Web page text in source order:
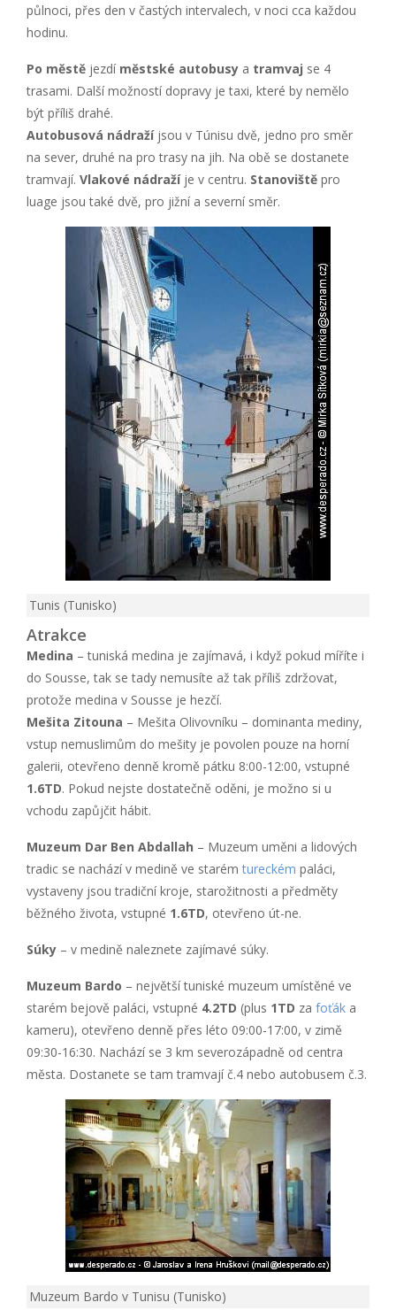
půlnoci, přes den v častých intervalech, v noci cca každou
hodinu.
Po městě jezdí městské autobusy a tramvaj se 4
trasami. Další možností dopravy je taxi, které by nemělo
být příliš drahé.
Autobusová nádražíjsou v Túnisu dvě, jedno pro směr
na sever, druhé na pro trasy na jih. Na obě se dostanete
tramvají. Vlakové nádražíje v centru. Stanoviště pro
luage jsou také dvě, pro jižní a severní směr.
Tunis (Tunisko)
Atrakce
Medina – tuniská medina je zajímavá, i když pokud míříte i
do Sousse, tak se tady nemusíte až tak příliš zdržovat,
protože medina v Sousse je hezčí.
Mešita Zitouna – Mešita Olivovníku – dominanta mediny,
vstup nemuslimům do mešity je povolen pouze na horní
galerii, otevřeno denně kromě pátku 8:00-12:00, vstupné
1.6TD. Pokud nejste dostatečně oděni, je možno si u
vchodu zapůjčit hábit.
Muzeum Dar Ben Abdallah – Muzeum uměni a lidových
tradic se nachází v medině ve starémtureckém paláci,
vystaveny jsou tradiční kroje, starožitnosti a předměty
běžného života, vstupné 1.6TD, otevřeno út-ne.
Súky – v medině naleznete zajímavé súky.
Muzeum Bardo – největší tuniské muzeum umístěné ve
starém bejově paláci, vstupné 4.2TD (plus 1TD za foťák a
kameru), otevřeno denně přes léto 09:00-17:00, v zimě
09:30-16:30. Nachází se 3 km severozápadně od centra
města. Dostanete se tam tramvají č.4 nebo autobusem č.3.
Muzeum Bardo v Tunisu (Tunisko)